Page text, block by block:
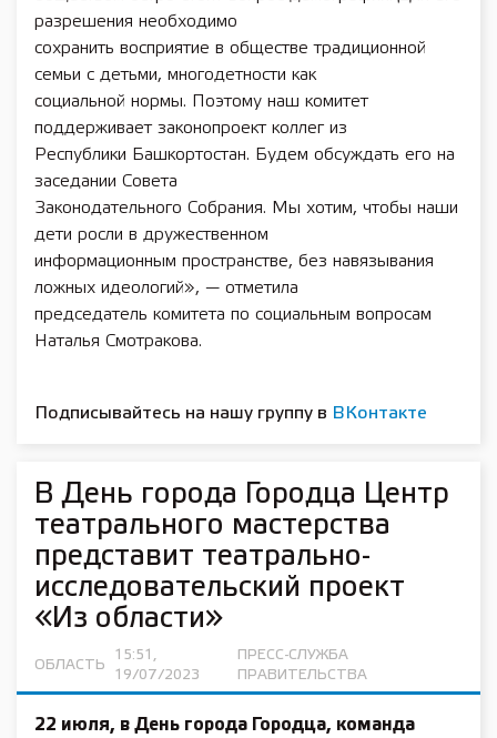
разрешения необходимо
сохранить восприятие в обществе традиционной
семьи с детьми, многодетности как
социальной нормы. Поэтому наш комитет
поддерживает законопроект коллег из
Республики Башкортостан. Будем обсуждать его на
заседании Совета
Законодательного Собрания. Мы хотим, чтобы наши
дети росли в дружественном
информационным пространстве, без навязывания
ложных идеологий», — отметила
председатель комитета по социальным вопросам
Наталья Смотракова.
Подписывайтесь на нашу группу в ВКонтакте
В День города Городца Центр
театрального мастерства
представит театрально-
исследовательский проект
«Из области»
ОБЛАСТЬ
15:51,
19/07/2023
ПРЕСС-СЛУЖБА
ПРАВИТЕЛЬСТВА
22 июля, в День города Городца, команда